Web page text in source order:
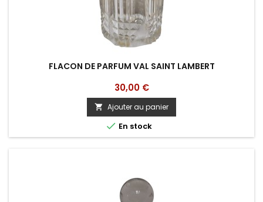
FLACON DE PARFUM VAL SAINT LAMBERT
Prix
30,00 €
 Ajouter au panier
 En stock